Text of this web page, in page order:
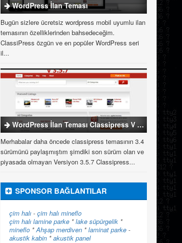
WordPress İlan Teması
Bugün sizlere ücretsiz wordpress mobil uyumlu ilan
temasının özelliklerinden bahsedeceğim.
ClassiPress özgün ve en popüler WordPress seri
il...
WordPress İlan Teması Classipress V 3.5.7
Merhabalar daha öncede classipress temasının 3.4
sürümünü paylaşmıştım şimdiki son sürüm olan ve
piyasada olmayan Versiyon 3.5.7 Classipress...
SPONSOR BAĞLANTILAR
çim halı - çim halı mineflo
çim halı lamine parke *lake süpürgelik *
mineflo *Ahşap merdiven *laminat parke -
akustik kabin *akustik panel